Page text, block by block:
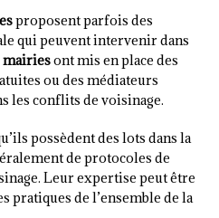
proposent parfois des
qui peuvent intervenir dans
mairiesont mis en place des
ou des médiateurs
les conflits de voisinage.
possèdent des lots dans la
de protocoles de
Leur expertise peut être
de l’ensemble de la